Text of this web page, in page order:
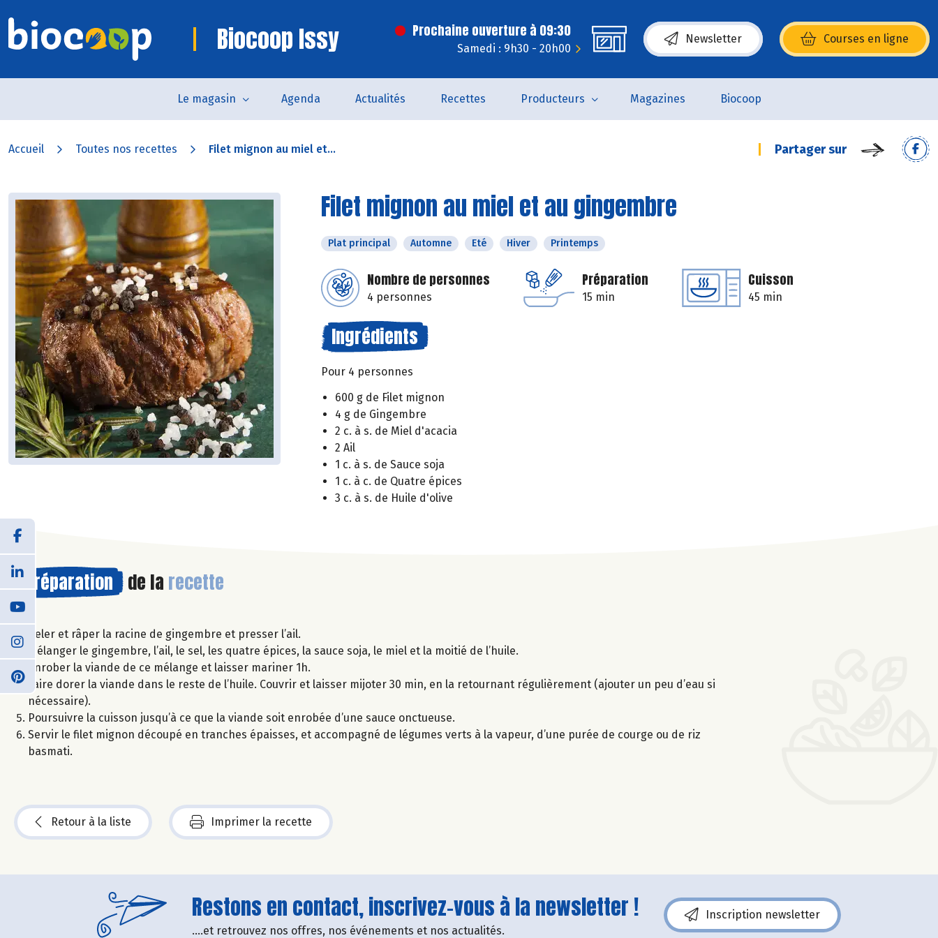
Biocoop Issy Prochaine ouverture à 09:30
Samedi : 9h30 - 20h00
Newsletter Courses en ligne
(s’ouvre dans une nouvelle fenêtre)
Le magasin Agenda Actualités Recettes Producteurs Magazines Biocoop
Accueil Toutes nos recettes Filet mignon au miel et... Partager sur
Filet mignon au miel et au gingembre
Plat principal Automne Eté Hiver Printemps
Nombre de personnes
4 personnes
Préparation
15 min
Cuisson
45 min
Ingrédients
Pour 4 personnes
600 g de Filet mignon
4 g de Gingembre
2 c. à s. de Miel d'acacia
2 Ail
1 c. à s. de Sauce soja
1 c. à c. de Quatre épices
3 c. à s. de Huile d'olive
Préparation de la recette
Peler et râper la racine de gingembre et presser l’ail.
Mélanger le gingembre, l’ail, le sel, les quatre épices, la sauce soja, le miel et la moitié de l’huile.
Enrober la viande de ce mélange et laisser mariner 1h.
Faire dorer la viande dans le reste de l’huile. Couvrir et laisser mijoter 30 min, en la retournant régulièrement (ajouter un peu d’eau si
nécessaire).
Poursuivre la cuisson jusqu’à ce que la viande soit enrobée d’une sauce onctueuse.
Servir le filet mignon découpé en tranches épaisses, et accompagné de légumes verts à la vapeur, d’une purée de courge ou de riz
basmati.
Retour à la liste Imprimer la recette
Restons en contact, inscrivez-vous à la newsletter !
....et retrouvez nos offres, nos événements et nos actualités.
Inscription newsletter